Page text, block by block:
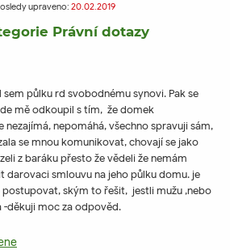
upraveno: 20.02.2019
Právní dotazy
půlku rd svobodnému synovi. Pak se
mě odkoupil s tím, že domek
nezajímá, nepomáhá, všechno spravuji sám,
se mnou komunikovat, chovají se jako
z baráku přesto že vědeli že nemám
darovaci smlouvu na jeho půlku domu. je
ským to řešit, jestli mužu ,nebo
-děkuji moc za odpověd.